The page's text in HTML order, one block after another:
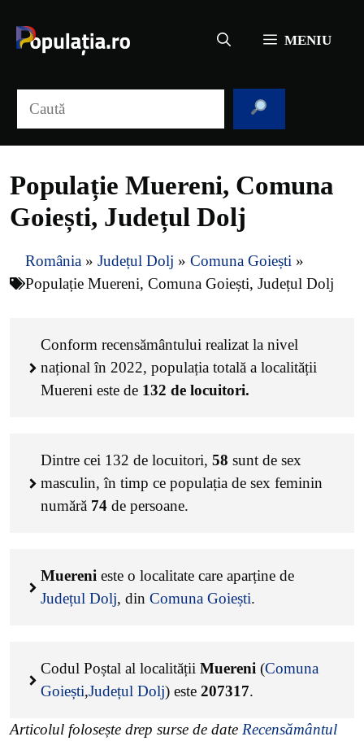
conținut
MENIU
Populație Muereni, Comuna
Goiești, Județul Dolj
România » Județul Dolj » Comuna Goiești »
Populație Muereni, Comuna Goiești, Județul Dolj
Conform recensământului realizat la nivel
național în 2022, populația totală a localității
Muereni este de 132 de locuitori.
Dintre cei 132 de locuitori, 58 sunt de sex
masculin, în timp ce populația de sex feminin
numără 74 de persoane.
Muereni este o localitate care aparține de
Județul Dolj, din Comuna Goiești.
Codul Poștal al localității Muereni (Comuna
Goiești,Județul Dolj) este 207317.
Articolul folosește drep surse de date Recensământul